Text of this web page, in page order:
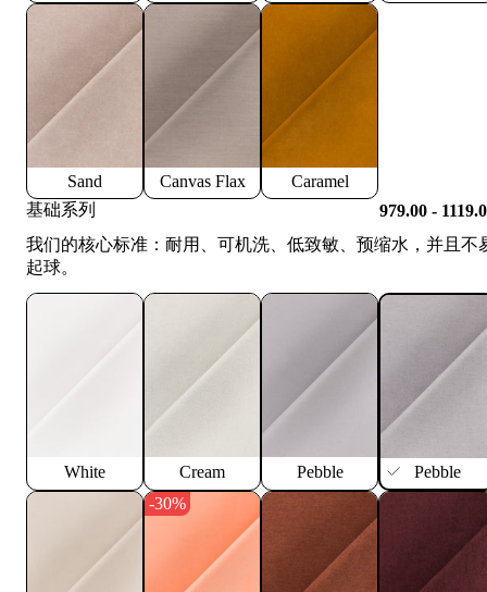
Sand Canvas Flax
Caramel
基础系列
979.00 -
我们的核心标准：耐用、可机洗、低致敏、预缩水，并且不
起球。
White Cream Pebble Pebble
-30%